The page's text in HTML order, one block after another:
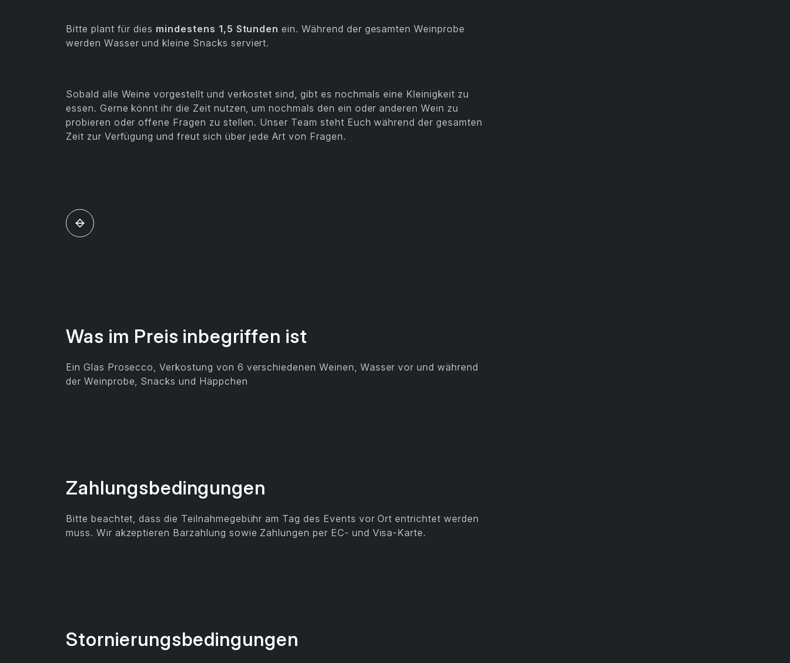
Bitte plant für dies mindestens 1,5 Stunden ein. Während der gesamten Weinprobe
werden Wasser und kleine Snacks serviert.
Sobald alle Weine vorgestellt und verkostet sind, gibt es nochmals eine Kleinigkeit zu
essen. Gerne könnt ihr die Zeit nutzen, um nochmals den ein oder anderen Wein zu
probieren oder offene Fragen zu stellen. Unser Team steht Euch während der gesamten
Zeit zur Verfügung und freut sich über jede Art von Fragen.
Was im Preis inbegriffen ist
Ein Glas Prosecco, Verkostung von 6 verschiedenen Weinen, Wasser vor und während
der Weinprobe, Snacks und Häppchen
Zahlungs­bedingungen
Bitte beachtet, dass die Teilnahmegebühr am Tag des Events vor Ort entrichtet werden
muss. Wir akzeptieren Barzahlung sowie Zahlungen per EC- und Visa-Karte.
Stornierungsbedingungen